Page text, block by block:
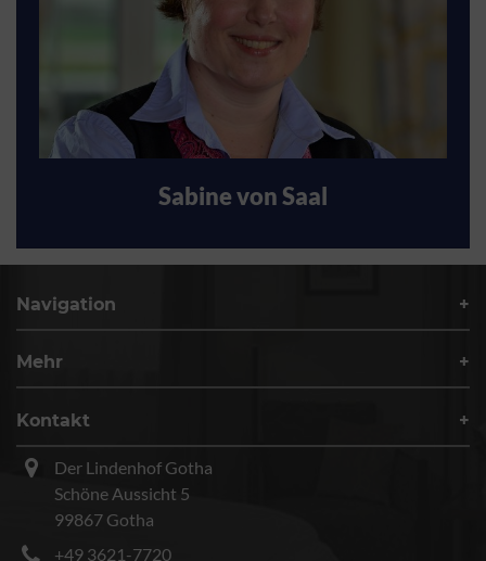
Sabine von Saal
Navigation
Mehr
Kontakt
Der Lindenhof Gotha
Schöne Aussicht 5
99867 Gotha
+49 3621-7720